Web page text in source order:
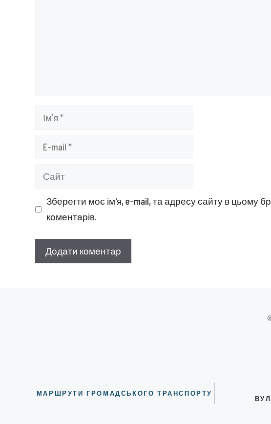
Ім’я
Сайт
Зберегти моє ім'я, e-mail, та адресу сайту в цьому
коментарів.
МАРШРУТИ ГРОМАДСЬКОГО ТРАНСПОРТУ